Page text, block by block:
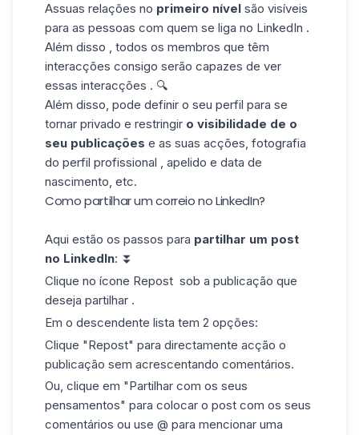
Assuas relações no primeiro nível são visíveis
para as pessoas com quem se liga no LinkedIn .
Além disso , todos os membros que têm
interacções consigo serão capazes de ver
essas interacções . 🔍
Além disso, pode definir o seu perfil para se
tornar privado e restringir o visibilidade de o
seu publicações e as suas acções, fotografia
do perfil profissional , apelido e data de
nascimento, etc.
Como partilhar um correio no LinkedIn?
Aqui estão os passos para partilhar um post
no LinkedIn: ⏬
Clique no ícone Repost ️️ sob a publicação que
deseja partilhar .
Em o descendente lista tem 2 opções:
Clique "Repost" para directamente acção o
publicação sem acrescentando comentários.
Ou, clique em "Partilhar com os seus
pensamentos" para colocar o post com os seus
comentários ou use @ para mencionar uma